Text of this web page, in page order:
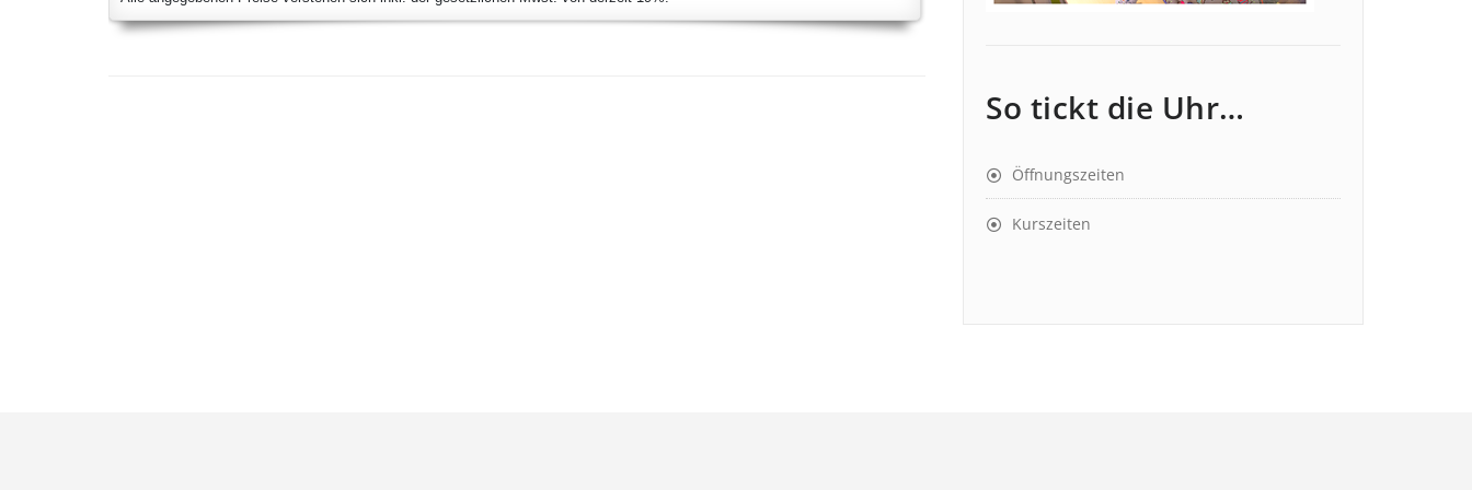
So tickt die Uhr…
Öffnungszeiten
Kurszeiten